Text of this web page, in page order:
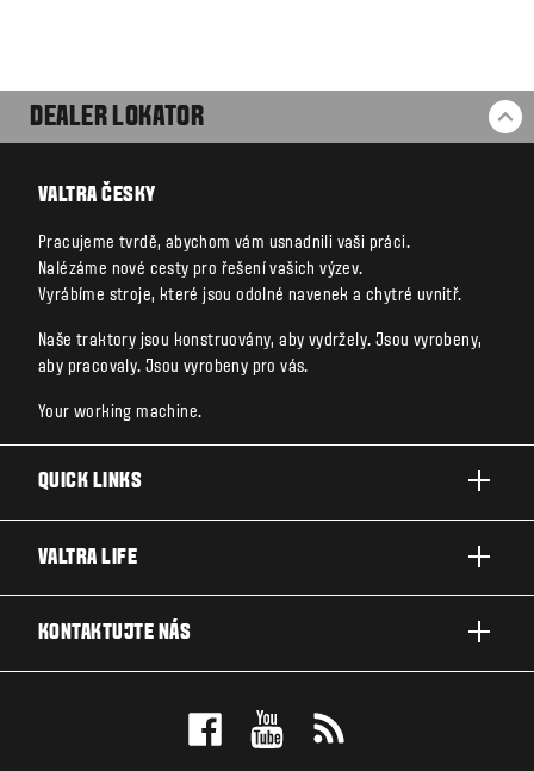
DEALER LOKATOR
VALTRA ČESKY
Pracujeme tvrdě, abychom vám usnadnili vaši práci.
Nalézáme nové cesty pro řešení vašich výzev.
Vyrábíme stroje, které jsou odolné navenek a chytré uvnitř.
Naše traktory jsou konstruovány, aby vydržely. Jsou vyrobeny,
aby pracovaly. Jsou vyrobeny pro vás.
Your working machine.
QUICK LINKS
N SÉRIE
VALTRA LIFE
KONTAKTUJTE NÁS